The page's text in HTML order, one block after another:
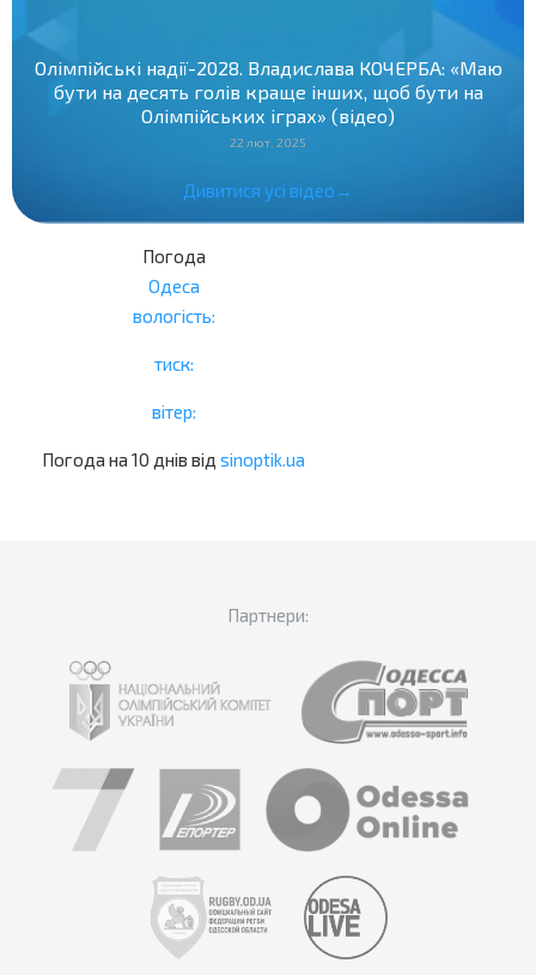
Олімпійські надії-2028. Владислава КОЧЕРБА: «Маю
бути на десять голів краще інших, щоб бути на
Олімпійських іграх» (відео)
22 лют. 2025
Дивитися усі відео→
Погода
Одеса
вологість:
тиск:
вітер:
Погода на 10 днів від sinoptik.ua
Партнери: